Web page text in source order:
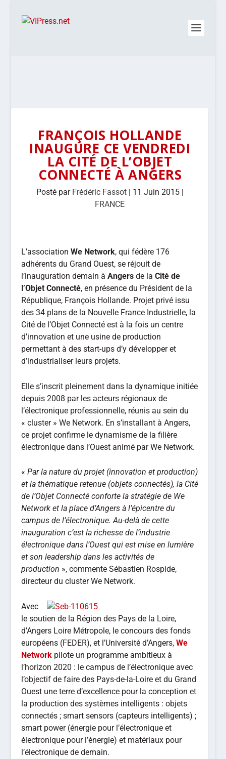
FRANÇOIS HOLLANDE
INAUGURE CE VENDREDI
LA CITÉ DE L’OBJET
CONNECTÉ À ANGERS
Posté par Frédéric Fassot| 11 Juin 2015|
FRANCE
L’associationWe Network, qui fédère 176
adhérents du Grand Ouest, se réjouit de
l’inauguration demain àAngers de laCité de
l’Objet Connecté, en présence du Président de la
République, François Hollande. Projet privé issu
des 34 plans de la Nouvelle France Industrielle, la
Cité de l’Objet Connecté est à la fois un centre
d’innovation et une usine de production
permettant à des start-ups d’y développer et
d’industrialiser leurs projets.
Elle s’inscrit pleinement dans la dynamique initiée
depuis 2008 par les acteurs régionaux de
l’électronique professionnelle, réunis au sein du
« cluster » We Network. En s’installant à Angers,
ce projet confirme le dynamisme de la filière
électronique dans l’Ouest animé par We Network.
« Par la nature du projet (innovation et production)
et la thématique retenue (objets connectés), la Cité
de l’Objet Connecté conforte la stratégie de We
Network et la place d’Angers à l’épicentre du
campus de l’électronique. Au-delà de cette
inauguration c’est la richesse de l’industrie
électronique dans l’Ouest qui est mise en lumière
et son leadership dans les activités de
production », commente Sébastien Rospide,
directeur du cluster We Network.
Avec
le soutien de la Région des Pays de la Loire,
d’Angers Loire Métropole, le concours des fonds
européens (FEDER), et l’Université d’Angers,We
Network pilote un programme ambitieux à
l’horizon 2020 : le campus de l’électronique avec
l’objectif de faire des Pays-de-la-Loire et du Grand
Ouest une terre d’excellence pour la conception et
la production des systèmes intelligents : objets
connectés ; smart sensors (capteurs intelligents) ;
smart power (énergie pour l’électronique et
électronique pour l’énergie) et matériaux pour
l’électronique de demain.